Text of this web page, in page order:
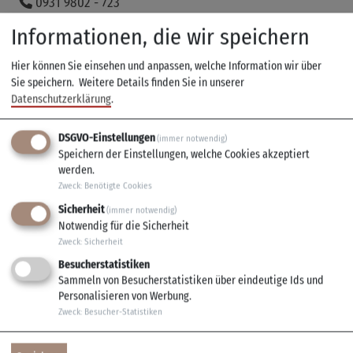
Melzer, Janina
0931 9800 - 821
Bauhof
Müller, Erich
0931 9802 - 745
Leiter Finanzverwaltung/Kämmerei
Öhrlein, Sebastian
0931 9802 - 713
Geschäftsleiter
Pock, Shanine
0931 9802 - 722
Bürgerbüro
Remling, Thomas
0931 9800 - 820
Bauhofleiter
Informationen, die wir speichern
Hier können Sie einsehen und anpassen, welche Information wir über
Sie speichern. Weitere Details finden Sie in unserer
Datenschutzerklärung.
DSGVO-Einstellungen(immer notwendig)
Speichern der Einstellungen, welche Cookies akzeptiert
werden.
Zweck: Benötigte Cookies
Sicherheit(immer notwendig)
Notwendig für die Sicherheit
Zweck: Sicherheit
Besucherstatistiken
Sammeln von Besucherstatistiken über eindeutige Ids und
Personalisieren von Werbung.
Zweck: Besucher-Statistiken